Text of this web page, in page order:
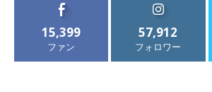
15,399
ファン
57,912
フォロワー